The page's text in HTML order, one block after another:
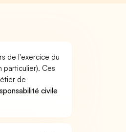
de l'exercice du
Ces
de
civile